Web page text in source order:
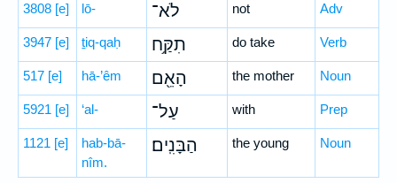
3808 [e] lō- לֹא־ not Adv
3947 [e] ṯiq-qaḥ תִקַּ֥ח do take Verb
517 [e] hā-’êm הָאֵ֖ם the mother Noun
5921 [e] ‘al- עַל־ with Prep
1121 [e]
hab-bā-
nîm.
הַבָּנִֽים׃ the young Noun